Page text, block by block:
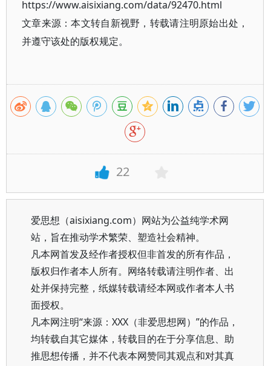
https://www.aisixiang.com/data/92470.html
文章来源：本文转自新视野，转载请注明原始出处，
并遵守该处的版权规定。
22
爱思想（aisixiang.com）网站为公益纯学术网
站，旨在推动学术繁荣、塑造社会精神。
凡本网首发及经作者授权但非首发的所有作品，
版权归作者本人所有。网络转载请注明作者、出
处并保持完整，纸媒转载请经本网或作者本人书
面授权。
凡本网注明“来源：XXX（非爱思想网）”的作品，
均转载自其它媒体，转载目的在于分享信息、助
推思想传播，并不代表本网赞同其观点和对其真